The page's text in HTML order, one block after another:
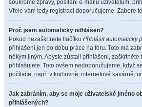
soukromé zprávy, posílání e-mailů uživatelům,
Vřele vám tedy registraci doporučujeme. Zabere
Proč jsem automaticky odhlášen?
Pokud nezaškrtnete tlačítko Přihlásit automaticky
přihlášeni jen po dobu práce na fóru. Toto má
někým jiným. Abyste zůstali přihlášeni, zaškrtněte
přihlašujete. Toto ovšem nedoporučujeme, když
počítače, např. v knihovně, internetové kavárně,
Jak zabráním, aby se moje uživatelské jméno
přihlášených?